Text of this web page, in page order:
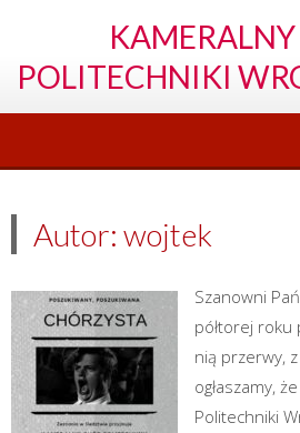
POLITECHNIKI
Autor: wojtek
Szanowni
półtorej roku
nią przerwy,
ogłaszamy,
Politechniki